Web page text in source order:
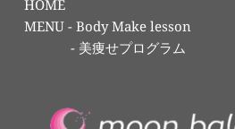
HOME
MENU - Body Make lesson
            -
美痩せプログラム